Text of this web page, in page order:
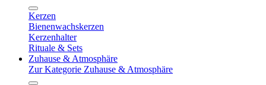
Kerzen
Bienenwachskerzen
Kerzenhalter
Rituale & Sets
Zuhause & Atmosphäre
Zur Kategorie Zuhause & Atmosphäre